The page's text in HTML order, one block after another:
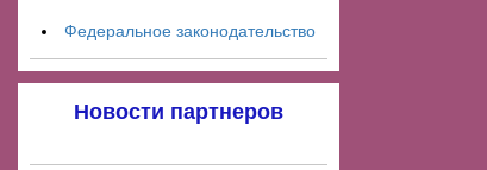
Федеральное законодательство
Новости партнеров